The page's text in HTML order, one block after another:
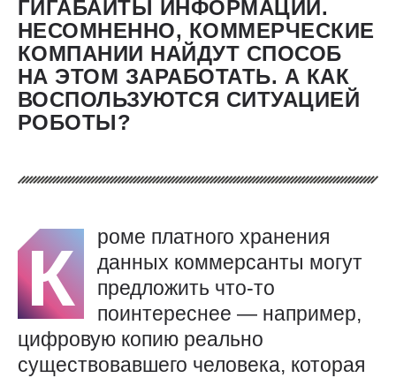
ГИГАБАЙТЫ ИНФОРМАЦИИ.
НЕСОМНЕННО, КОММЕРЧЕСКИЕ
КОМПАНИИ НАЙДУТ СПОСОБ
НА ЭТОМ ЗАРАБОТАТЬ. А КАК
ВОСПОЛЬЗУЮТСЯ СИТУАЦИЕЙ
РОБОТЫ?
К
роме платного хранения
данных коммерсанты могут
предложить что-то
поинтереснее — ​например,
цифровую копию реально
существовавшего человека, которая